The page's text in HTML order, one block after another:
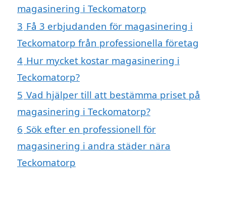
magasinering i Teckomatorp
3 Få 3 erbjudanden för magasinering i
Teckomatorp från professionella företag
4 Hur mycket kostar magasinering i
Teckomatorp?
5 Vad hjälper till att bestämma priset på
magasinering i Teckomatorp?
6 Sök efter en professionell för
magasinering i andra städer nära
Teckomatorp